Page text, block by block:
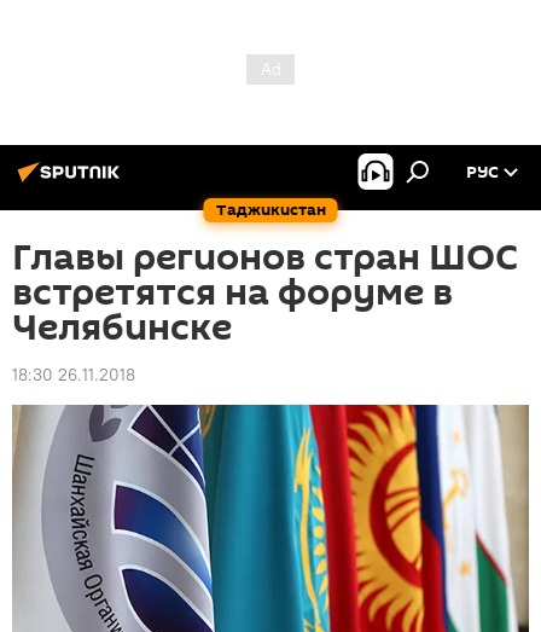
Таджикистан
РУС
Главы регионов стран ШОС
встретятся на форуме в
Челябинске
18:30 26.11.2018